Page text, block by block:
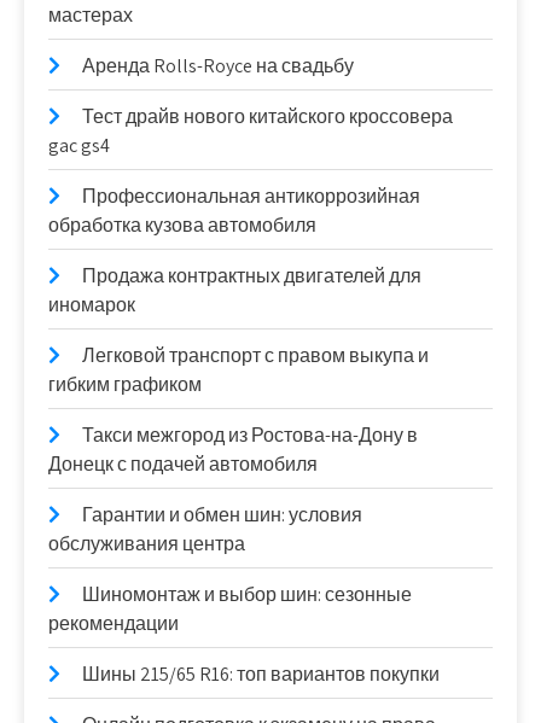
мастерах
Аренда Rolls-Royce на свадьбу
Тест драйв нового китайского кроссовера
gac gs4
Профессиональная антикоррозийная
обработка кузова автомобиля
Продажа контрактных двигателей для
иномарок
Легковой транспорт с правом выкупа и
гибким графиком
Такси межгород из Ростова-на-Дону в
Донецк с подачей автомобиля
Гарантии и обмен шин: условия
обслуживания центра
Шиномонтаж и выбор шин: сезонные
рекомендации
Шины 215/65 R16: топ вариантов покупки